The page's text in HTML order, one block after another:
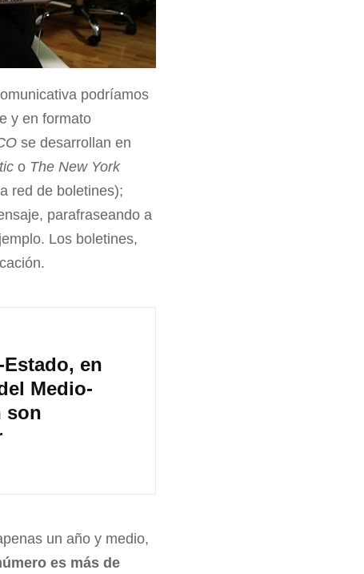
podríamos
y en formato
se desarrollan en
o The New York
red de boletines);
parafraseando a
Los boletines,
en
Medio-
son
un año y medio,
es más de